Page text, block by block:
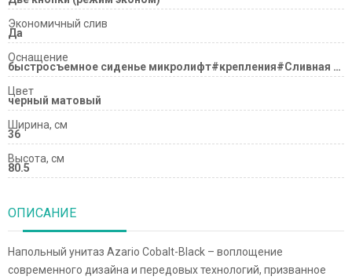
Экономичный слив
Да
Оснащение
быстросъемное сиденье микролифт#крепления#Сливная арматура
Цвет
черный матовый
Ширина, см
36
Высота, см
80.5
ОПИСАНИЕ
Напольный унитаз Azario Cobalt-Black – воплощение
современного дизайна и передовых технологий, призванное